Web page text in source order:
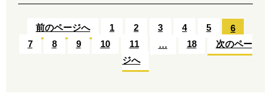
前のページへ 1 2 3 4 5
6
7
8 9 10 11 … 18
次のペー
ジへ